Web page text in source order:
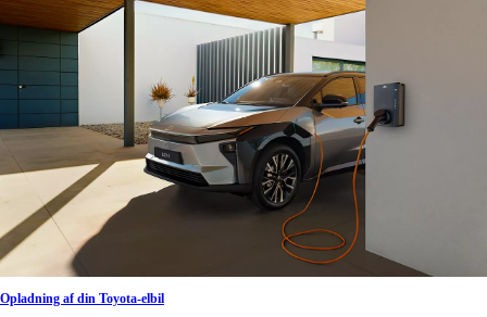
Opladning af din Toyota-elbil